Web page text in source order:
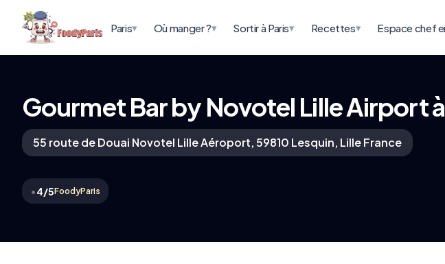
Paris▾ Où manger ?▾ Sortir à Paris▾ Recettes▾ Espace chef
Gourmet Bar by Novotel Lille Airport
55 route de Douai Novotel Lille Aéroport, 59810 Lesquin, Lille France
•4/5FoodyParis